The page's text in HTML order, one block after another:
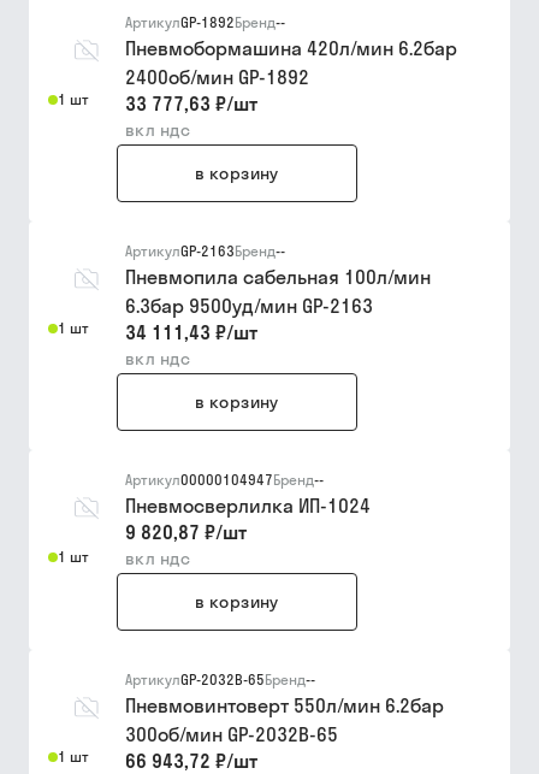
1 шт
АртикулGP-1892Бренд--
Пневмобормашина 420л/мин 6.2бар
2400об/мин GP-1892
33 777,63 ₽/шт
вкл ндс
в корзину
1 шт
АртикулGP-2163Бренд--
Пневмопила сабельная 100л/мин
6.3бар 9500уд/мин GP-2163
34 111,43 ₽/шт
вкл ндс
в корзину
1 шт
Артикул00000104947Бренд--
Пневмосверлилка ИП-1024
9 820,87 ₽/шт
вкл ндс
в корзину
1 шт
АртикулGP-2032B-65Бренд--
Пневмовинтоверт 550л/мин 6.2бар
300об/мин GP-2032B-65
66 943,72 ₽/шт